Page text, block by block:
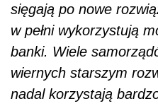
sięgają po nowe
w pełni wykorzystują
banki. Wiele
wiernych starszym
nadal korzystają